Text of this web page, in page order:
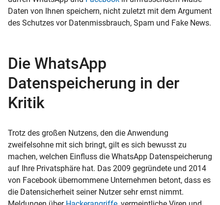
Daten von Ihnen speichern, nicht zuletzt mit dem Argument
des Schutzes vor Datenmissbrauch, Spam und Fake News.
Die WhatsApp
Datenspeicherung in der
Kritik
Trotz des großen Nutzens, den die Anwendung
zweifelsohne mit sich bringt, gilt es sich bewusst zu
machen, welchen Einfluss die WhatsApp Datenspeicherung
auf Ihre Privatsphäre hat. Das 2009 gegründete und 2014
von Facebook übernommene Unternehmen betont, dass es
die Datensicherheit seiner Nutzer sehr ernst nimmt.